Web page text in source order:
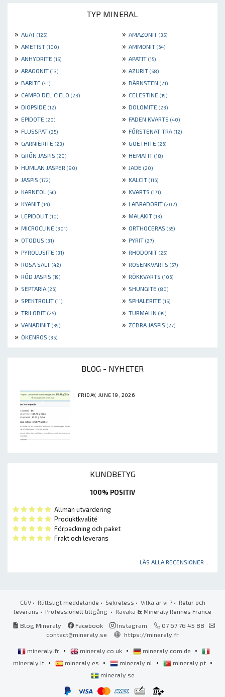
TYP MINERAL
» AGAT (125) » AMAZONIT (35)
» AMETIST (100) » AMMONIT (64)
» ANHYDRITE (15) » APATIT (15)
» ARAGONIT (13) » AZURIT (58)
» BARITE (41) » BÄRNSTEN (21)
» CAMPO DEL CIELO (23) » CELESTINE (19)
» DIOPSIDE (12) » DOLOMITE (23)
» EPIDOTE (20) » FADEN KVARTS (40)
» FLUSSPAT (25) » FÖRSTENAT TRÄ (12)
» GARNIÈRITE (23) » GOETHITE (26)
» GRÖN JASPIS (20) » HEMATIT (18)
» HUMLAN JASPER (80) » JADE (20)
» JASPIS (172) » KALCIT (116)
» KARNEOL (56) » KVARTS (171)
» KYANIT (14) » LABRADORIT (202)
» LEPIDOLIT (10) » MALAKIT (13)
» MICROCLINE (301) » ORTHOCERAS (55)
» OTODUS (31) » PYRIT (27)
» PYROLUSITE (31) » RHODONIT (25)
» ROSA SALT (42) » ROSENKVARTS (57)
» RÖD JASPIS (19) » RÖKKVARTS (106)
» SEPTARIA (26) » SHUNGITE (80)
» SPEKTROLIT (11) » SPHALERITE (15)
» TRILOBIT (25) » TURMALIN (99)
» VANADINIT (39) » ZEBRA JASPIS (27)
» ÖKENROS (35)
BLOG - NYHETER
FRIDAY, JUNE 19, 2026
KUNDBETYG
100% POSITIV
Allmän utvärdering
Produktkvalité
Förpackning och paket
Frakt och leverans
LÄS ALLA RECENSIONER ...
CGV• Rättsligt meddelande • Sekretess • Vilka är vi ?• Retur och
leverans • Professionell tillgång • Ravaka & Mineraly Rennes France
Blog Mineraly
Facebook Instagram
07 67 76 45 88
contact@mineraly.se
https://mineraly.fr
mineraly.fr • mineraly.co.uk • mineraly.com.de •
mineraly.it • mineraly.es • mineraly.nl • mineraly.pt •
mineraly.se